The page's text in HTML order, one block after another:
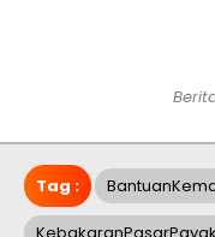
Tag :